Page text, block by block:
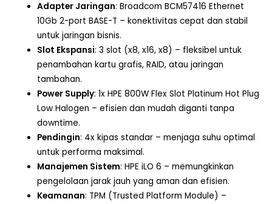
Adapter Jaringan: Broadcom BCM57416 Ethernet
10Gb 2-port BASE-T – konektivitas cepat dan stabil
untuk jaringan bisnis.
Slot Ekspansi: 3 slot (x8, x16, x8) – fleksibel untuk
penambahan kartu grafis, RAID, atau jaringan
tambahan.
Power Supply: 1x HPE 800W Flex Slot Platinum Hot Plug
Low Halogen – efisien dan mudah diganti tanpa
downtime.
Pendingin: 4x kipas standar – menjaga suhu optimal
untuk performa maksimal.
Manajemen Sistem: HPE iLO 6 – memungkinkan
pengelolaan jarak jauh yang aman dan efisien.
Keamanan: TPM (Trusted Platform Module) –